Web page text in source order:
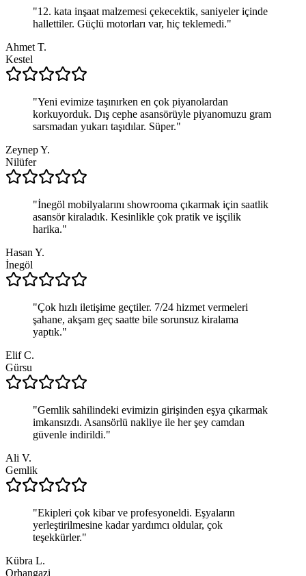
"12. kata inşaat malzemesi çekecektik, saniyeler içinde
hallettiler. Güçlü motorları var, hiç teklemedi."
Ahmet T.
Kestel
"Yeni evimize taşınırken en çok piyanolardan
korkuyorduk. Dış cephe asansörüyle piyanomuzu gram
sarsmadan yukarı taşıdılar. Süper."
Zeynep Y.
Nilüfer
"İnegöl mobilyalarını showrooma çıkarmak için saatlik
asansör kiraladık. Kesinlikle çok pratik ve işçilik
harika."
Hasan Y.
İnegöl
"Çok hızlı iletişime geçtiler. 7/24 hizmet vermeleri
şahane, akşam geç saatte bile sorunsuz kiralama
yaptık."
Elif C.
Gürsu
"Gemlik sahilindeki evimizin girişinden eşya çıkarmak
imkansızdı. Asansörlü nakliye ile her şey camdan
güvenle indirildi."
Ali V.
Gemlik
"Ekipleri çok kibar ve profesyoneldi. Eşyaların
yerleştirilmesine kadar yardımcı oldular, çok
teşekkürler."
Kübra L.
Orhangazi